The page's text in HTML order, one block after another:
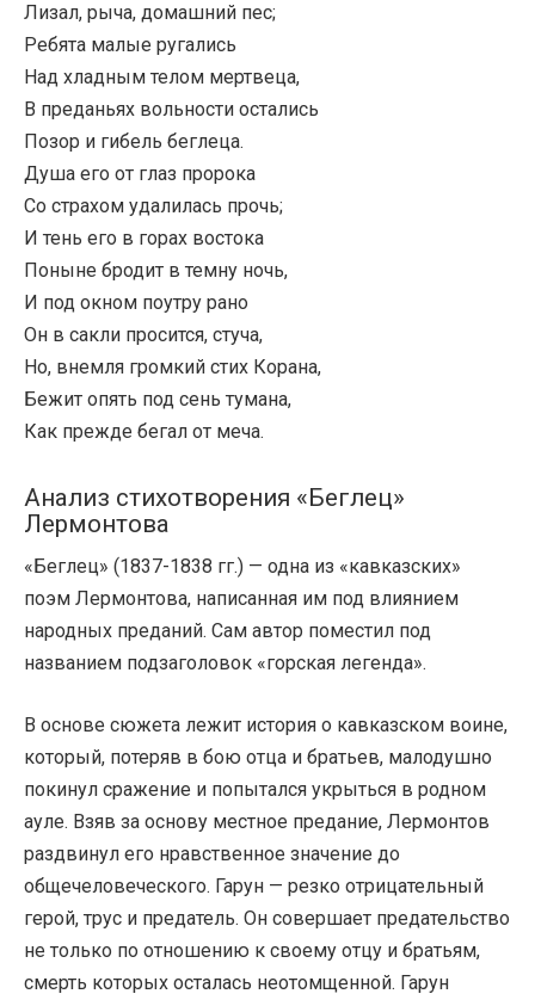
Лизал, рыча, домашний пес;
Ребята малые ругались
Над хладным телом мертвеца,
В преданьях вольности остались
Позор и гибель беглеца.
Душа его от глаз пророка
Со страхом удалилась прочь;
И тень его в горах востока
Поныне бродит в темну ночь,
И под окном поутру рано
Он в сакли просится, стуча,
Но, внемля громкий стих Корана,
Бежит опять под сень тумана,
Как прежде бегал от меча.
Анализ стихотворения «Беглец»
Лермонтова
«Беглец» (1837-1838 гг.) — одна из «кавказских»
поэм Лермонтова, написанная им под влиянием
народных преданий. Сам автор поместил под
названием подзаголовок «горская легенда».
В основе сюжета лежит история о кавказском воине,
который, потеряв в бою отца и братьев, малодушно
покинул сражение и попытался укрыться в родном
ауле. Взяв за основу местное предание, Лермонтов
раздвинул его нравственное значение до
общечеловеческого. Гарун — резко отрицательный
герой, трус и предатель. Он совершает предательство
не только по отношению к своему отцу и братьям,
смерть которых осталась неотомщенной. Гарун